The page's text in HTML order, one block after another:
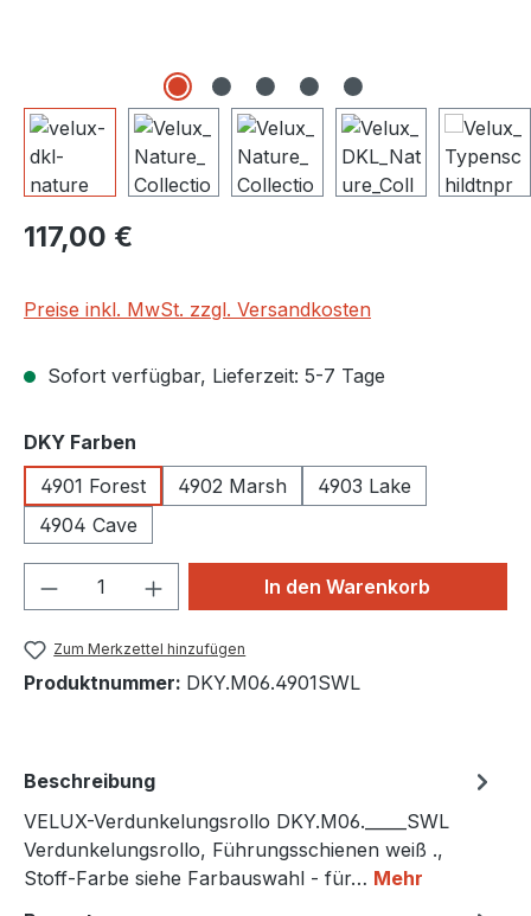
Regulärer Preis:
117,00 €
Preise inkl. MwSt. zzgl. Versandkosten
Sofort verfügbar, Lieferzeit: 5-7 Tage
DKY Farben
4901 Forest
4902 Marsh
4903 Lake
4904 Cave
Produkt Anzahl: Gib denIn den Warenkorb
Zum Merkzettel hinzufügen
Produktnummer: DKY.M06.4901SWL
Beschreibung
VELUX-Verdunkelungsrollo DKY.M06._____SWL
Verdunkelungsrollo, Führungsschienen weiß .,
Stoff-Farbe siehe Farbauswahl - für… Mehr